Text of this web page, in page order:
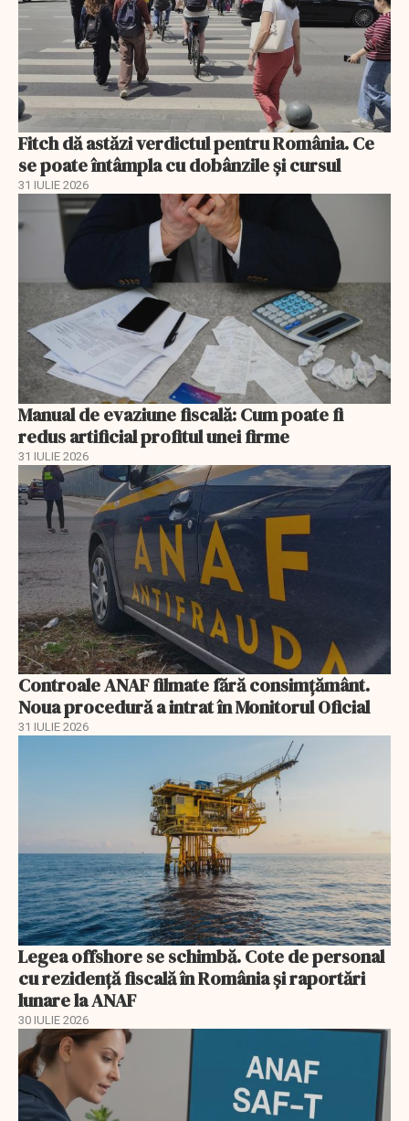
Fitch dă astăzi verdictul pentru România. Ce
se poate întâmpla cu dobânzile și cursul
31 IULIE 2026
Manual de evaziune fiscală: Cum poate fi
redus artificial profitul unei firme
31 IULIE 2026
Controale ANAF filmate fără consimțământ.
Noua procedură a intrat în Monitorul Oficial
31 IULIE 2026
Legea offshore se schimbă. Cote de personal
cu rezidență fiscală în România și raportări
lunare la ANAF
30 IULIE 2026